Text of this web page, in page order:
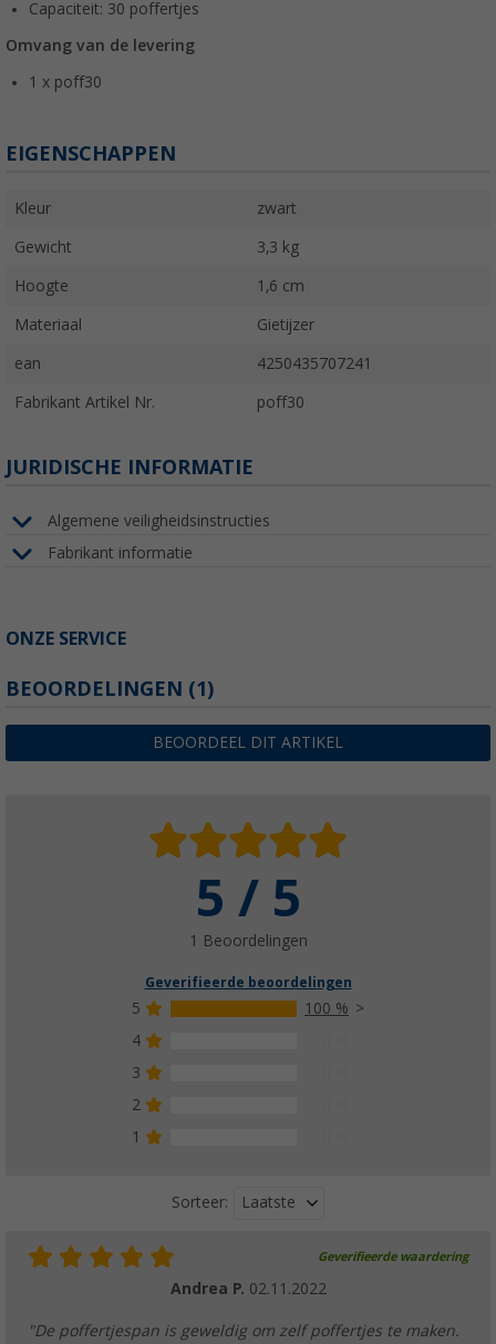
Capaciteit: 30 poffertjes
Omvang van de levering
1 x poff30
EIGENSCHAPPEN
Kleur zwart
Gewicht 3,3 kg
Hoogte 1,6 cm
Materiaal Gietijzer
ean 4250435707241
Fabrikant Artikel Nr. poff30
JURIDISCHE INFORMATIE
Algemene veiligheidsinstructies
Fabrikant informatie
ONZE SERVICE
BEOORDELINGEN (1)
BEOORDEEL DIT ARTIKEL
5 / 5
1 Beoordelingen
Geverifieerde beoordelingen
5
100 %
4
3
2
1
Sorteer: Laatste
Geverifieerde waardering
Andrea P. 02.11.2022
"De poffertjespan is geweldig om zelf poffertjes te maken.